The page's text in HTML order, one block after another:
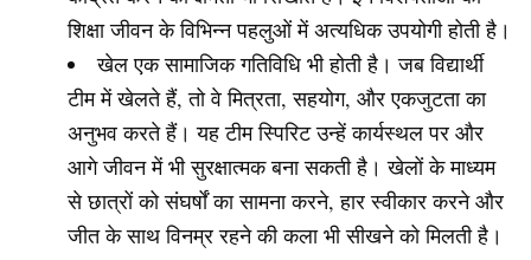
शिक्षा जीवन के विभिन्न पहलुओं में अत्यधिक उपयोगी होती है।
खेल एक सामाजिक गतिविधि भी होती है। जब विद्यार्थी
टीम में खेलते हैं, तो वे मित्रता, सहयोग, और एकजुटता का
अनुभव करते हैं। यह टीम स्पिरिट उन्हें कार्यस्थल पर और
आगे जीवन में भी सुरक्षात्मक बना सकती है। खेलों के माध्यम
से छात्रों को संघर्षों का सामना करने, हार स्वीकार करने और
जीत के साथ विनम्र रहने की कला भी सीखने को मिलती है।